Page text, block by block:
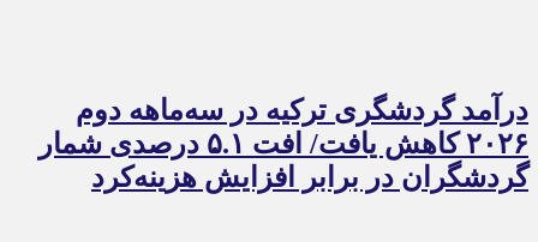
درآمد گردشگری ترکیه در سه‌ماهه دوم
۲۰۲۶ کاهش یافت/ افت ۵.۱ درصدی شمار
گردشگران در برابر افزایش هزینه‌کرد